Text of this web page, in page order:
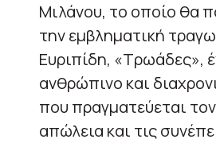
Μιλάνου, το οποίο θα
την εμβληματική
Ευριπίδη, «Τρωάδες»,
ανθρώπινο και
που πραγματεύεται
απώλεια και τις